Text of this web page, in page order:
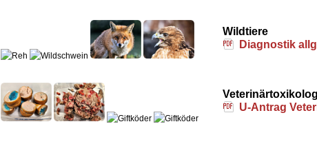
Wildtiere
Diagnostik
U-Antrag